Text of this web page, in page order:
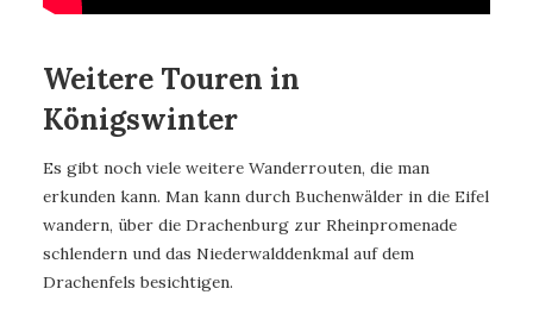
Weitere Touren in
Königswinter
Es gibt noch viele weitere Wanderrouten, die man
erkunden kann. Man kann durch Buchenwälder in die Eifel
wandern, über die Drachenburg zur Rheinpromenade
schlendern und das Niederwalddenkmal auf dem
Drachenfels besichtigen.